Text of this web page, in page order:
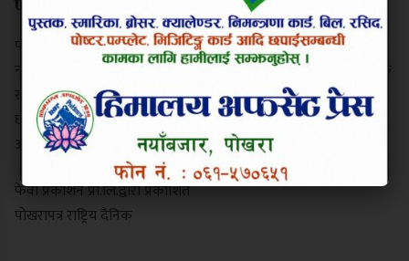
पोखरापत्र राष्ट्रिय दैनिक गण्डकी प्रदेशको एक प्रमुख समाचार माध्यम हो।
नयाँबजार, पोखरा-९ बाट प्रकाशित यो पत्रिकाले स्थानीय गतिविधि, प्रादेशिक
राजनीति, पर्यटन र राष्ट्रिय समाचार निष्पक्ष रूपमा सम्प्रेषण गर्दछ। यसले
छापा र डिजिटल पोर्टल दुवै माध्यमबाट आम नागरिकलाई सुसूचित गर्दै
आइरहेको छ।
फेवा प्रकाशन प्रा.लि.द्वारा प्रकाशित
पोखरापत्र राष्ट्रिय दैनिक